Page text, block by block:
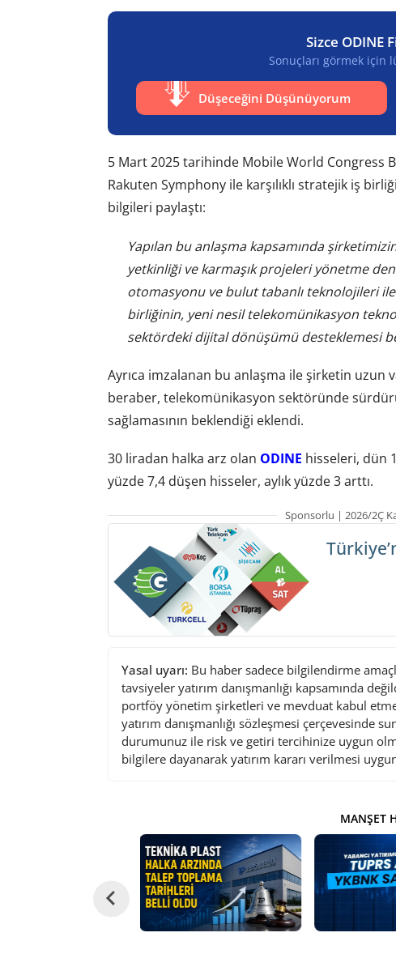
Sizce ODINE
Sonuçları görmek için
Düşeceğini Düşünüyorum
5 Mart 2025 tarihinde Mobile World Congress
Rakuten Symphony ile karşılıklı stratejik iş
bilgileri paylaştı:
Yapılan bu anlaşma kapsamında
yetkinliği ve karmaşık projeleri yönetme
otomasyonu ve bulut tabanlı teknolojileri
birliğinin, yeni nesil telekomünikasyon
sektördeki dijital dönüşümü desteklemesi
Ayrıca imzalanan bu anlaşma ile şirketin
beraber, telekomünikasyon sektöründe
sağlamasının beklendiği eklendi.
30 liradan halka arz olan ODINE hisseleri, dün
yüzde 7,4 düşen hisseler, aylık yüzde 3 arttı.
Sponsorlu | 2026/2Ç
Yasal uyarı: Bu haber sadece bilgilendirme
tavsiyeler yatırım danışmanlığı kapsamında
portföy yönetim şirketleri ve mevduat kabul
yatırım danışmanlığı sözleşmesi çerçevesinde
durumunuz ile risk ve getiri tercihinize uygun
bilgilere dayanarak yatırım kararı verilmesi
MANŞET